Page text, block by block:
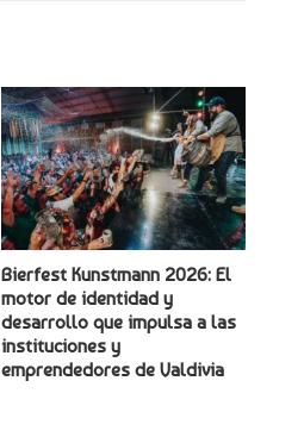
Bierfest Kunstmann 2026: El
motor de identidad y
desarrollo que impulsa a las
instituciones y
emprendedores de Valdivia